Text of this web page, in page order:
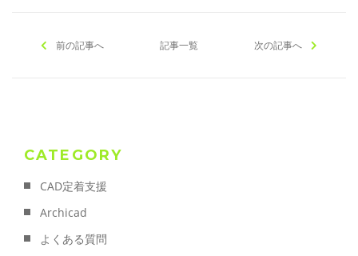
前の記事へ 記事一覧 次の記事へ
CATEGORY
CAD定着支援
Archicad
よくある質問